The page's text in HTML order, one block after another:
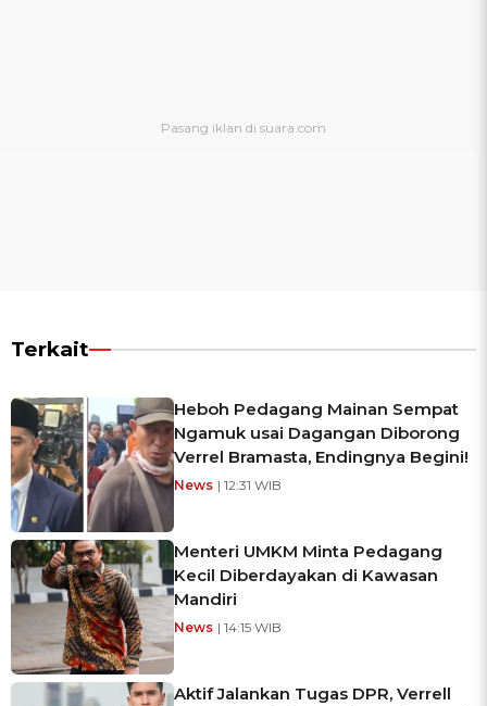
Terkait
Heboh Pedagang Mainan Sempat
Ngamuk usai Dagangan Diborong
Verrel Bramasta, Endingnya Begini!
News | 12:31 WIB
Menteri UMKM Minta Pedagang
Kecil Diberdayakan di Kawasan
Mandiri
News | 14:15 WIB
Aktif Jalankan Tugas DPR, Verrell